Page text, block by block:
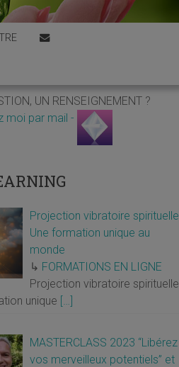
UN RENSEIGNEMENT ?
moi par mail -
Projection vibratoire spirituelle
Une formation unique au
monde
↳ FORMATIONS EN LIGNE
Projection vibratoire spirituelle
unique […]
MASTERCLASS 2023 “Libérez
vos merveilleux potentiels” et